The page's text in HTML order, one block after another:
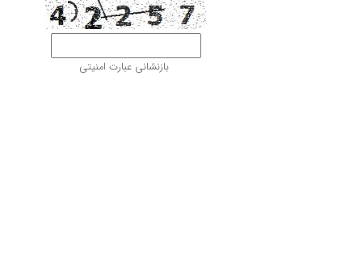
بازنشانی عبارت امنیتی